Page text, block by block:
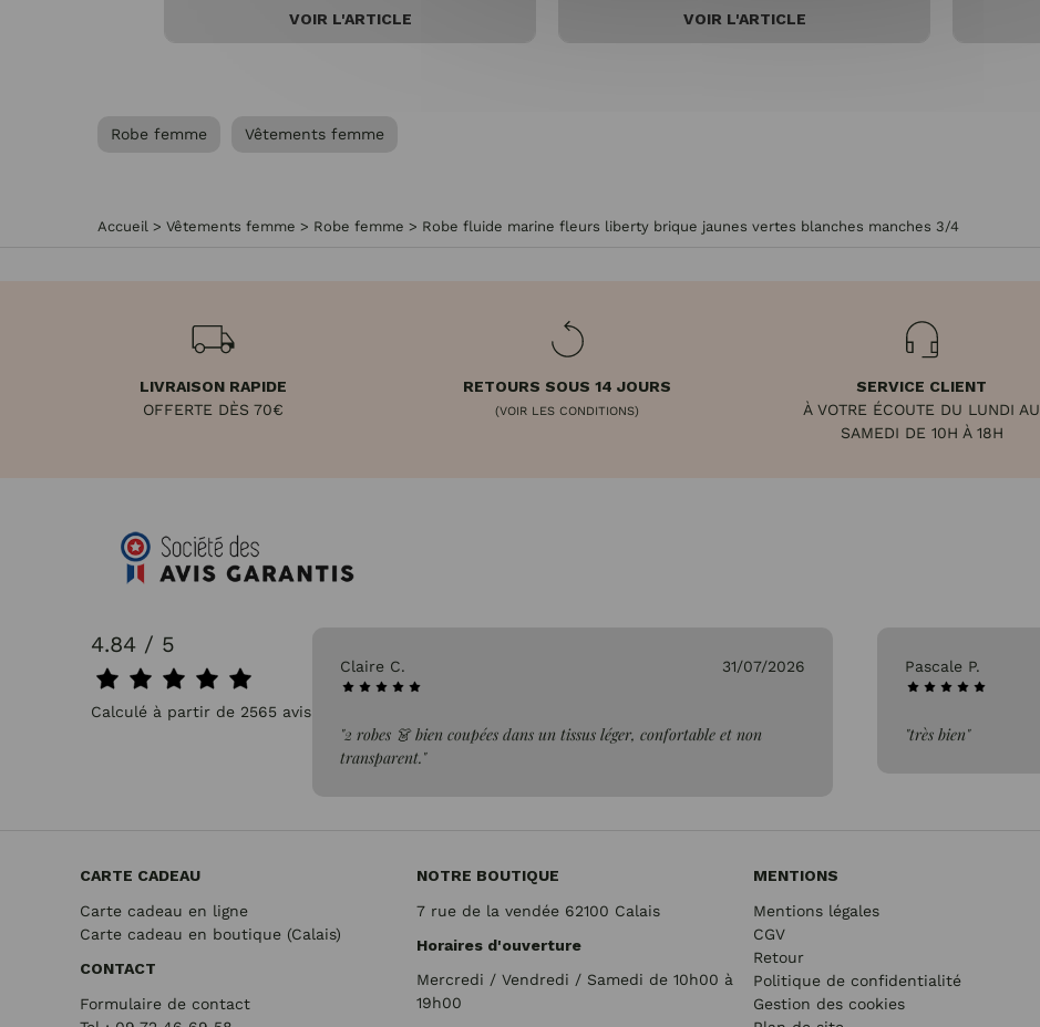
VOIR L'ARTICLE VOIR L'ARTICLE
Robe femme Vêtements femme
Accueil > Vêtements femme > Robe femme > Robe fluide marine fleurs liberty brique jaunes vertes blanches manches 3/4
LIVRAISON RAPIDE
OFFERTE DÈS 70€
RETOURS SOUS 14 JOURS
(VOIR LES CONDITIONS)
SERVICE CLIENT
À VOTRE ÉCOUTE DU LUNDI AU
SAMEDI DE 10H À 18H
4.84 / 5
Calculé à partir de 2565 avis.
31/07/2026 Claire C. 31/07/2026
"2 robes 👗 bien coupées dans un tissus léger, confortable et non
transparent."
Pascale P.
"très bien"
CARTE CADEAU
Carte cadeau en ligne
Carte cadeau en boutique (Calais)
CONTACT
Formulaire de contact
NOTRE BOUTIQUE
7 rue de la vendée 62100 Calais
Horaires d'ouverture
Mercredi / Vendredi / Samedi de 10h00 à
19h00
MENTIONS
Mentions légales
CGV
Retour
Politique de confidentialité
Gestion des cookies